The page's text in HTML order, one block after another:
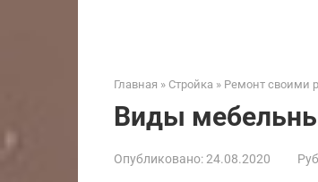
Главная » Стройка » Ремонт своими
Виды
Опубликовано:24.08.2020